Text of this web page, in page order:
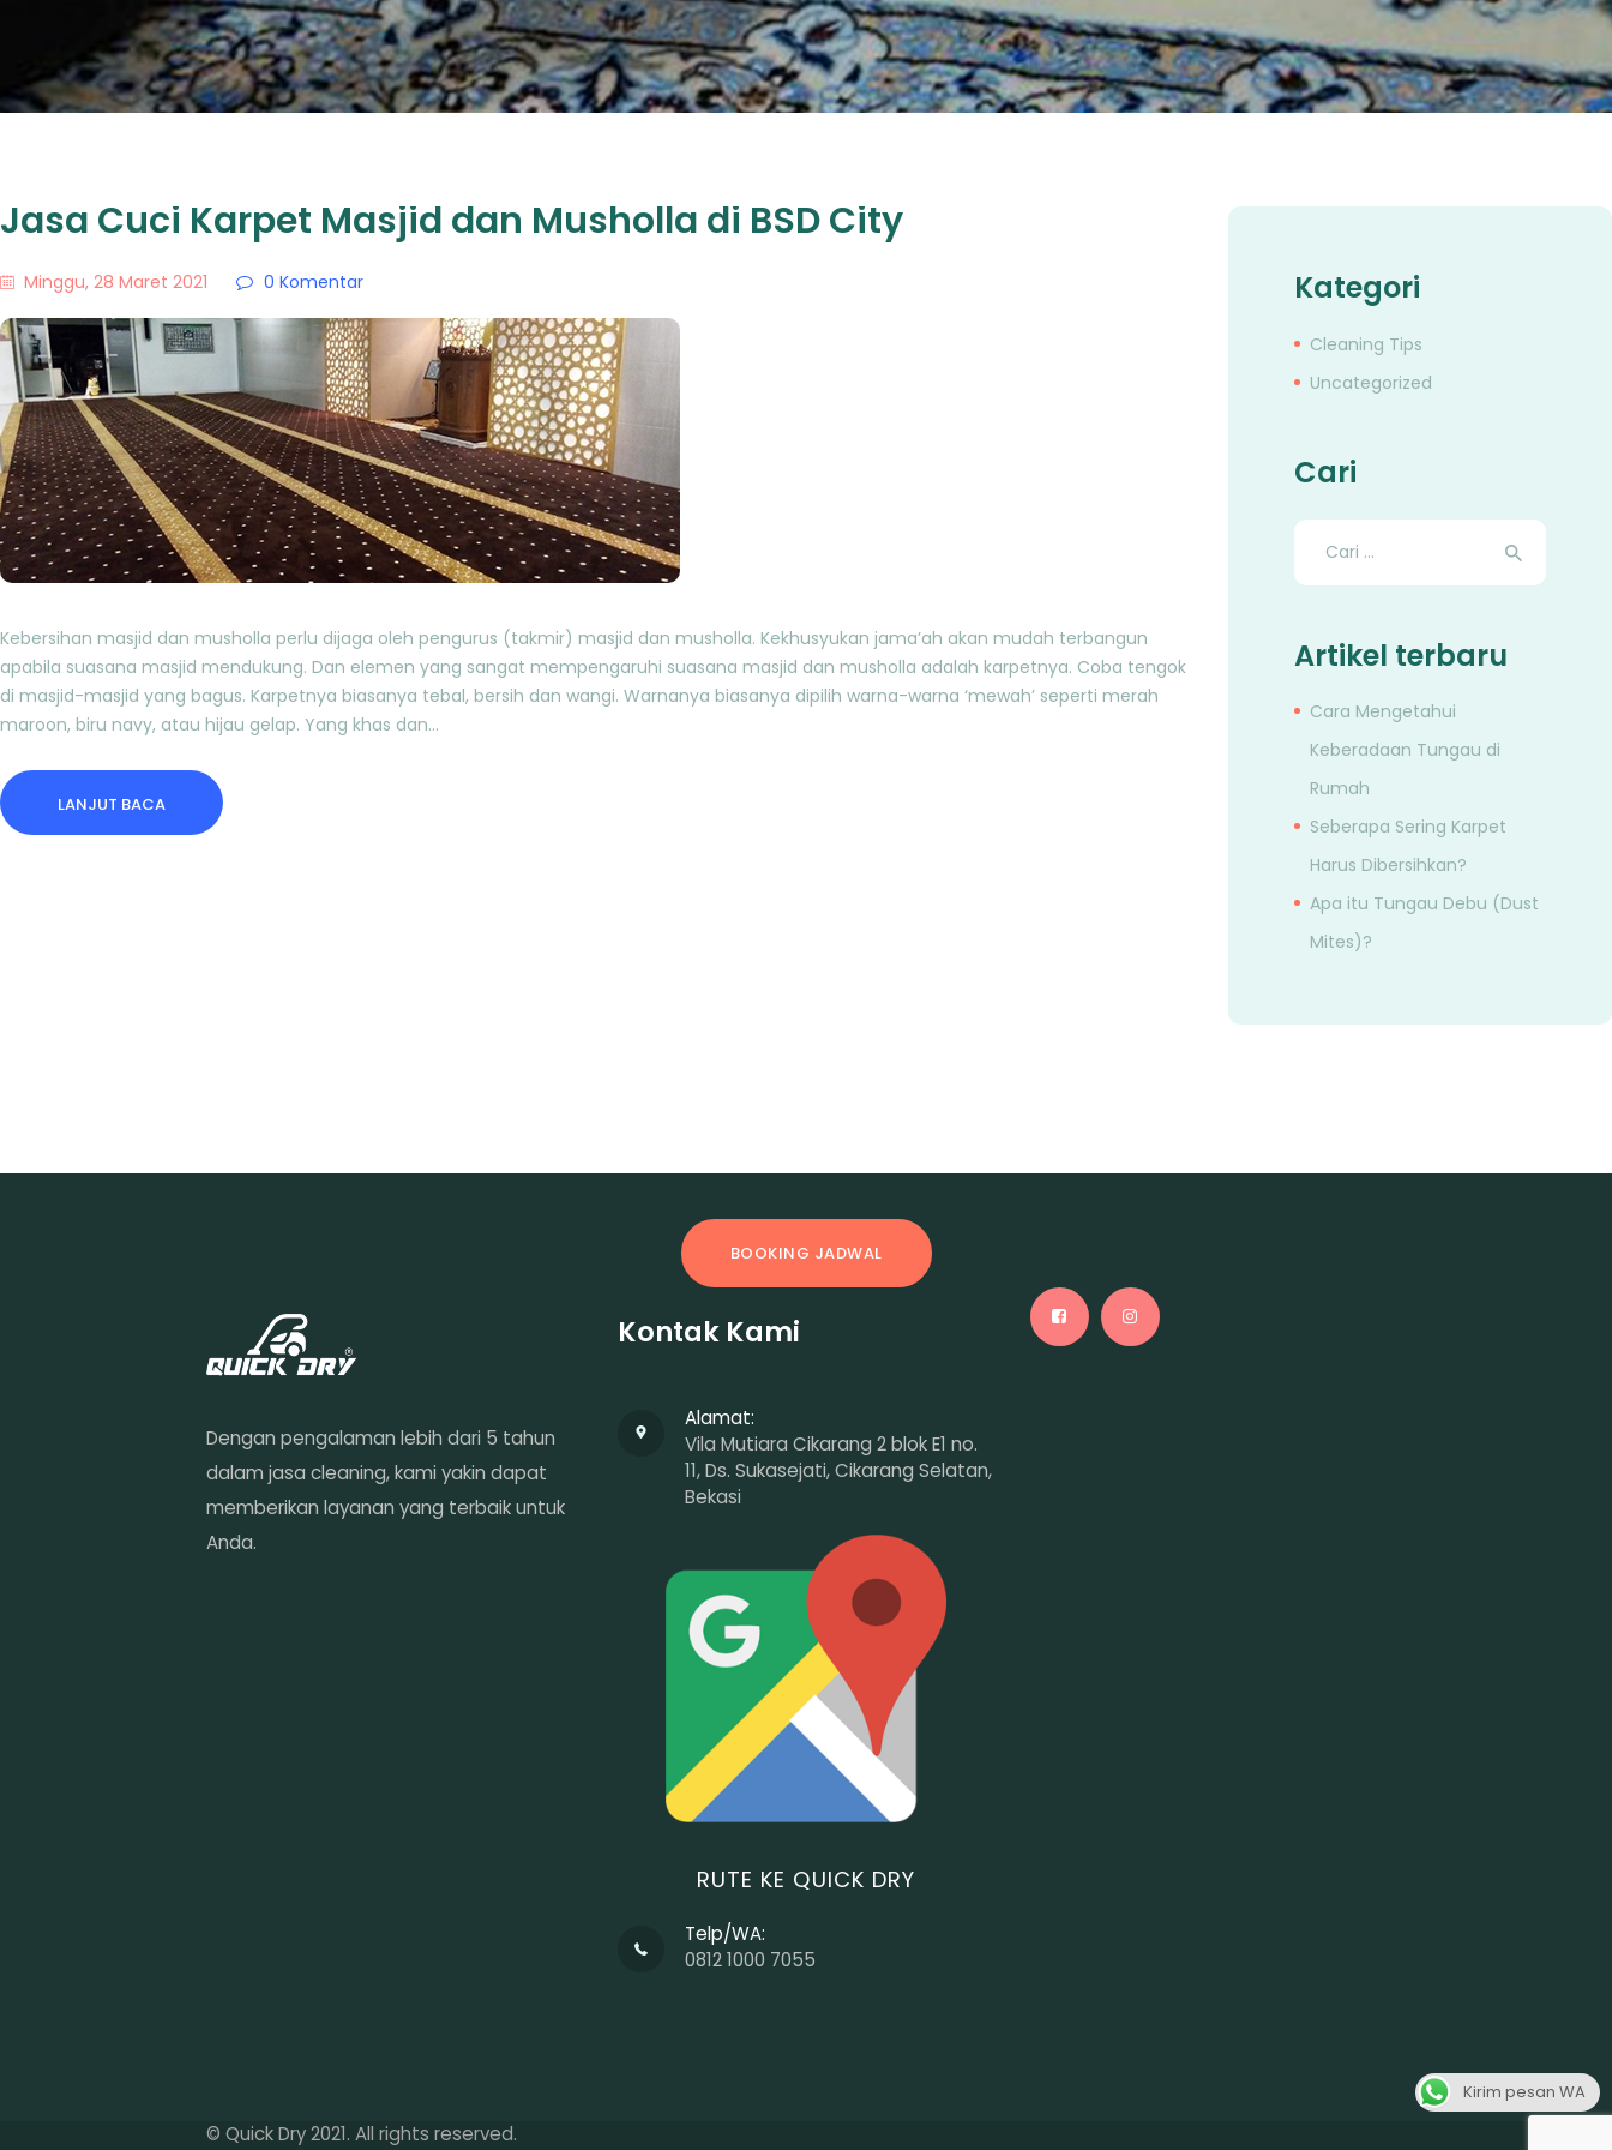
Jasa Cuci Karpet Masjid dan Musholla di BSD City
Minggu, 28 Maret 2021 0 Komentar
Kebersihan masjid dan musholla perlu dijaga oleh pengurus (takmir) masjid dan musholla. Kekhusyukan jama’ah akan mudah terbangun
apabila suasana masjid mendukung. Dan elemen yang sangat mempengaruhi suasana masjid dan musholla adalah karpetnya. Coba tengok
di masjid-masjid yang bagus. Karpetnya biasanya tebal, bersih dan wangi. Warnanya biasanya dipilih warna-warna ‘mewah’ seperti merah
maroon, biru navy, atau hijau gelap. Yang khas dan…
LANJUT BACA
Kategori
Cleaning Tips
Uncategorized
Cari
Cari
untuk:
Artikel terbaru
Cara Mengetahui
Keberadaan Tungau di
Rumah
Seberapa Sering Karpet
Harus Dibersihkan?
Apa itu Tungau Debu (Dust
Mites)?
BOOKING JADWAL
Dengan pengalaman lebih dari 5 tahun
dalam jasa cleaning, kami yakin dapat
memberikan layanan yang terbaik untuk
Anda.
Kontak Kami
Alamat:
Vila Mutiara Cikarang 2 blok E1 no.
11, Ds. Sukasejati, Cikarang Selatan,
Bekasi
RUTE KE QUICK DRY
Telp/WA:
0812 1000 7055
© Quick Dry 2021. All rights reserved.
Kirim pesan WA